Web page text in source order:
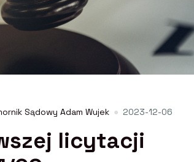
Sądowy Adam Wujek 2023-12-06
licytacji